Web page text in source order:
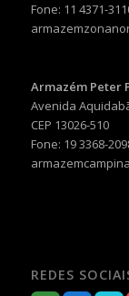
Fone: 11 4371-
Armazém Peter
Avenida
CEP 13026-510
Fone: 19 3368-
REDES